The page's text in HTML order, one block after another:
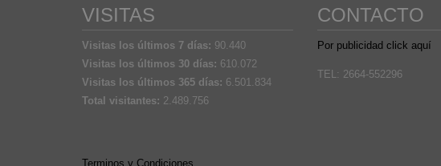
VISITAS
Visitas los últimos 7 días: 90.440
Visitas los últimos 30 días: 610.072
Visitas los últimos 365 días: 6.501.834
Total visitantes: 2.489.756
CONTACTO
Por publicidad click aquí
TEL: 2664-552296
Terminos y Condiciones